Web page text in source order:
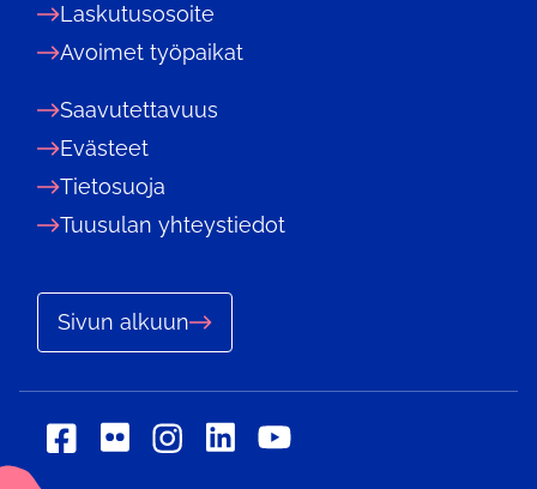
Laskutusosoite
Avoimet työpaikat
Saavutettavuus
Evästeet
Tietosuoja
Tuusulan yhteystiedot
Sivun alkuun
SosiaalinenSosiaalinen
SosiaalinenSosiaalinenSosiaalinen